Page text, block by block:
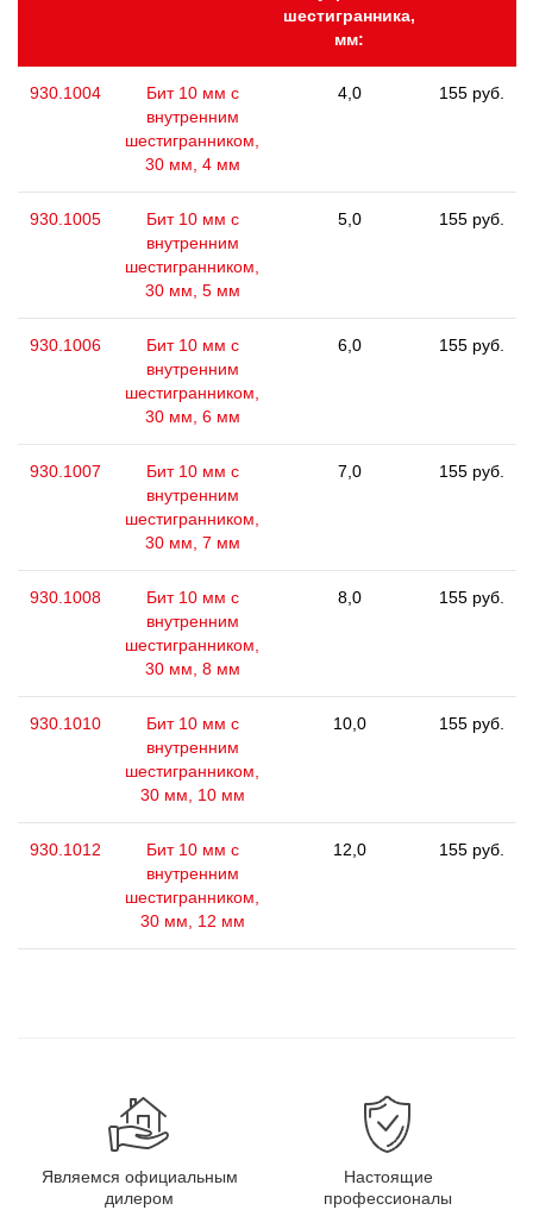
шестигранника,
мм:
930.1004
Бит 10 мм с
внутренним
шестигранником,
30 мм, 4 мм
4,0 155 руб.
930.1005
Бит 10 мм с
внутренним
шестигранником,
30 мм, 5 мм
5,0 155 руб.
930.1006
Бит 10 мм с
внутренним
шестигранником,
30 мм, 6 мм
6,0 155 руб.
930.1007
Бит 10 мм с
внутренним
шестигранником,
30 мм, 7 мм
7,0 155 руб.
930.1008
Бит 10 мм с
внутренним
шестигранником,
30 мм, 8 мм
8,0 155 руб.
930.1010
Бит 10 мм с
внутренним
шестигранником,
30 мм, 10 мм
10,0 155 руб.
930.1012
Бит 10 мм с
внутренним
шестигранником,
30 мм, 12 мм
12,0 155 руб.
Являемся официальным
дилером
Настоящие
профессионалы